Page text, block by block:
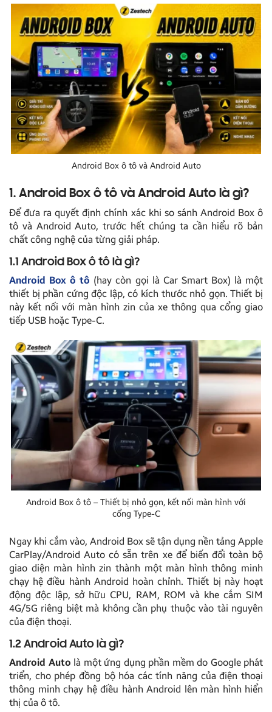
Android Box ô tô và Android Auto
1. Android Box ô tô và Android Auto là gì?
Để đưa ra quyết định chính xác khi so sánh Android Box ô
tô và Android Auto, trước hết chúng ta cần hiểu rõ bản
chất công nghệ của từng giải pháp.
1.1 Android Box ô tô là gì?
Android Box ô tô (hay còn gọi là Car Smart Box) là một
thiết bị phần cứng độc lập, có kích thước nhỏ gọn. Thiết bị
này kết nối với màn hình zin của xe thông qua cổng giao
tiếp USB hoặc Type-C.
Android Box ô tô – Thiết bị nhỏ gọn, kết nối màn hình với
cổng Type-C
Ngay khi cắm vào, Android Box sẽ tận dụng nền tảng Apple
CarPlay/Android Auto có sẵn trên xe để biến đổi toàn bộ
giao diện màn hình zin thành một màn hình thông minh
chạy hệ điều hành Android hoàn chỉnh. Thiết bị này hoạt
động độc lập, sở hữu CPU, RAM, ROM và khe cắm SIM
4G/5G riêng biệt mà không cần phụ thuộc vào tài nguyên
của điện thoại.
1.2 Android Auto là gì?
Android Auto là một ứng dụng phần mềm do Google phát
triển, cho phép đồng bộ hóa các tính năng của điện thoại
thông minh chạy hệ điều hành Android lên màn hình hiển
thị của ô tô.